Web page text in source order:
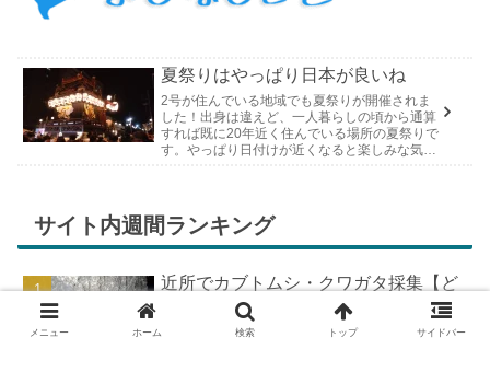
夏祭りはやっぱり日本が良いね
2号が住んでいる地域でも夏祭りが開催されま
した！出身は違えど、一人暮らしの頃から通算
すれば既に20年近く住んでいる場所の夏祭りで
す。やっぱり日付けが近くなると楽しみな気持
サイト内週間ランキング
近所でカブトムシ・クワガタ採集【ど
こで採れる？穴場採集場所の見つけ
方！採集場所と方法やポイントの紹
メニュー ホーム 検索 トップ サイドバー